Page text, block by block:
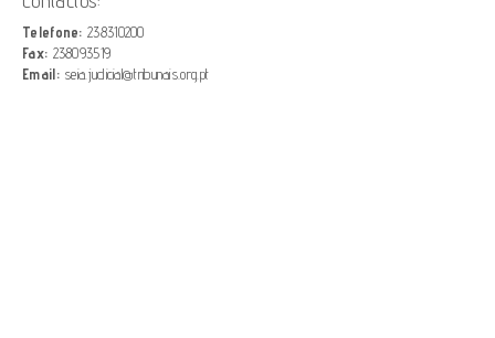
Telefone: 238310200
Fax: 238093519
Email:seia.judicial@tribunais.org.pt